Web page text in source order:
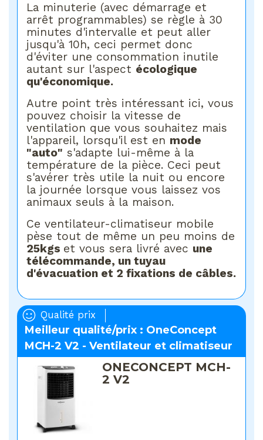
La minuterie (avec démarrage et
arrêt programmables) se règle à 30
minutes d'intervalle et peut aller
jusqu'à 10h, ceci permet donc
d'éviter une consommation inutile
autant sur l'aspect écologique
qu'économique.
Autre point très intéressant ici, vous
pouvez choisir la vitesse de
ventilation que vous souhaitez mais
l'appareil, lorsqu'il est en mode
"auto" s'adapte lui-même à la
température de la pièce. Ceci peut
s'avérer très utile la nuit ou encore
la journée lorsque vous laissez vos
animaux seuls à la maison.
Ce ventilateur-climatiseur mobile
pèse tout de même un peu moins de
25kgs et vous sera livré avec une
télécommande, un tuyau
d'évacuation et 2 fixations de câbles.
Qualité prix
Meilleur qualité/prix : OneConcept
MCH-2 V2 - Ventilateur et climatiseur
ONECONCEPT MCH-
2 V2